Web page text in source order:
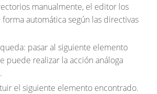
manualmente, el editor los
automática según las directivas
: pasar al siguiente elemento
puede realizar la acción análoga
el siguiente elemento encontrado.